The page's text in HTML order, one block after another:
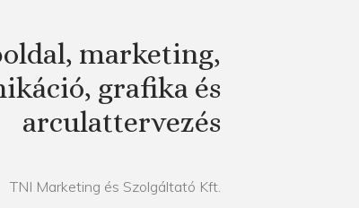
marketing,
grafika és
arculattervezés
TNI Marketing és Szolgáltató Kft.